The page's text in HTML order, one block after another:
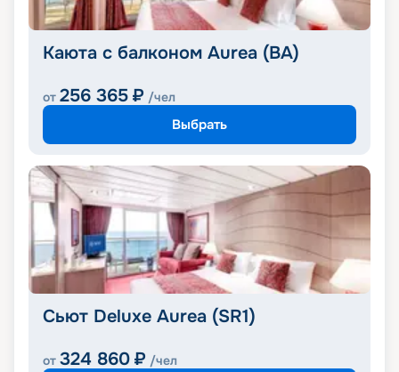
Каюта с балконом Aurea (BA)
от 256 365 ₽ /чел
Выбрать
Сьют Deluxe Aurea (SR1)
от 324 860 ₽ /чел